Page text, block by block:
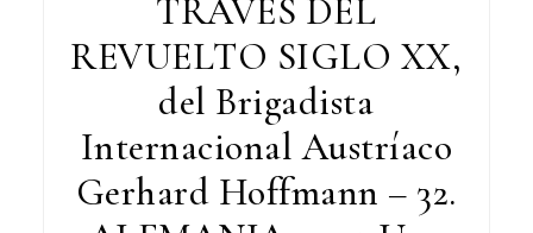
TRAVÉS DEL
REVUELTO SIGLO XX,
del Brigadista
Internacional Austríaco
Gerhard Hoffmann – 32.